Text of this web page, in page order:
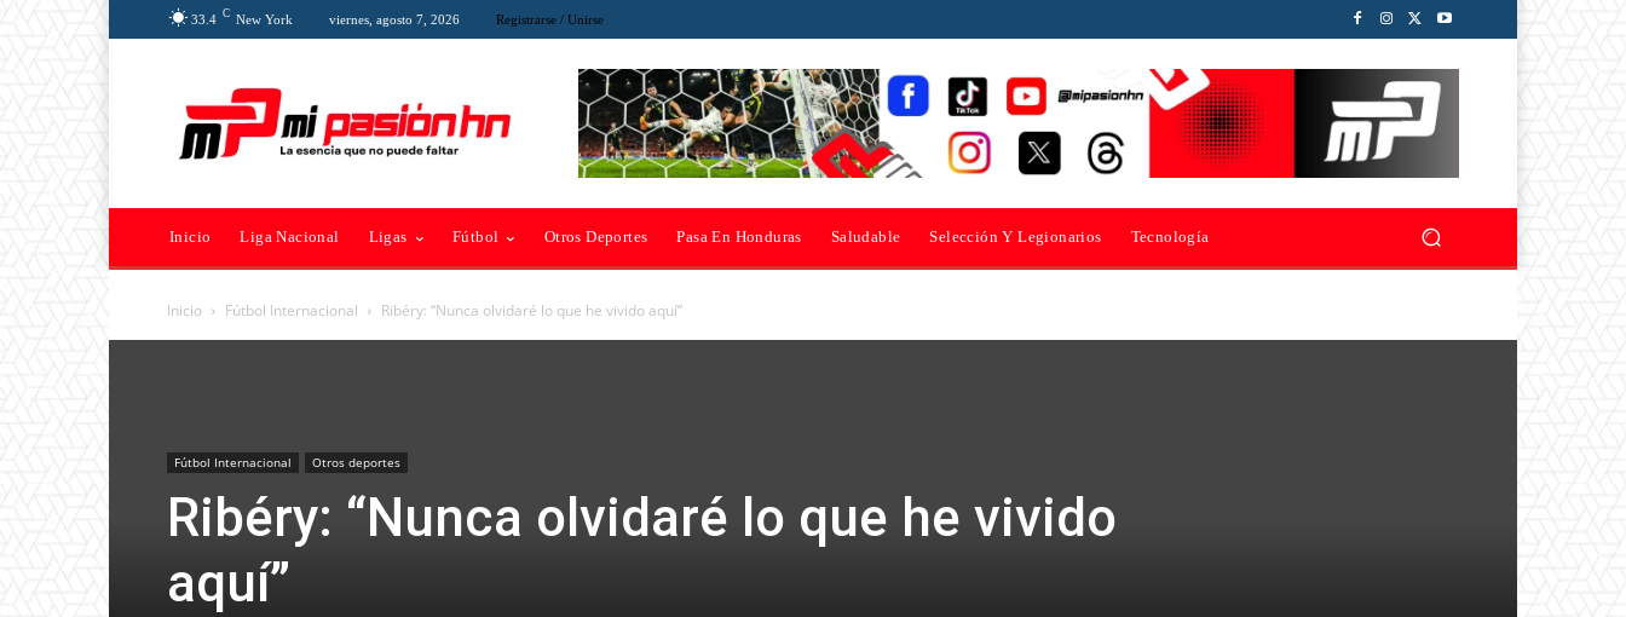
33.4 C New York viernes, agosto 7, 2026 Registrarse / Unirse
Inicio Liga Nacional Ligas Fútbol Otros Deportes Pasa En Honduras Saludable Selección Y Legionarios Tecnología
Inicio Fútbol Internacional Ribéry: “Nunca olvidaré lo que he vivido aquí”
Fútbol Internacional Otros deportes
Ribéry: “Nunca olvidaré lo que he vivido
aquí”